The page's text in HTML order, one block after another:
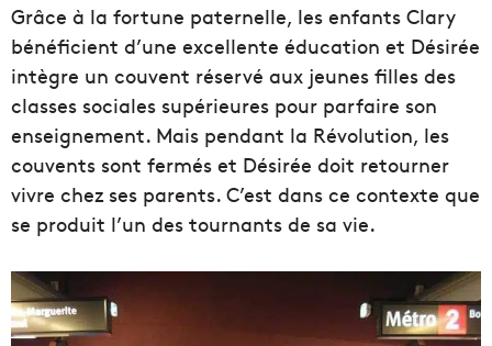
Grâce à la fortune paternelle, les enfants Clary
bénéficient d’une excellente éducation et Désirée
intègre un couvent réservé aux jeunes filles des
classes sociales supérieures pour parfaire son
enseignement. Mais pendant la Révolution, les
couvents sont fermés et Désirée doit retourner
vivre chez ses parents. C’est dans ce contexte que
se produit l’un des tournants de sa vie.